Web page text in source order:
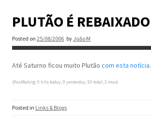
PLUTÃO É REBAIXADO
Posted on 25/08/2006 by João M
Até Saturno ficou muito Plutão com esta notícia.
(PostRating: 0 hits today, 0 yesterday, 93 total, 2 max)
Posted in Links & Blogs